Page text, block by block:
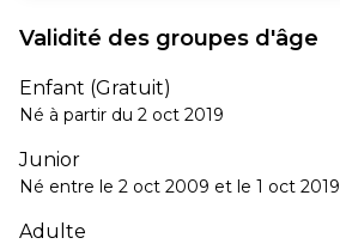
Validité des groupes d'âge
Enfant (Gratuit)
Né à partir du 2 oct 2019
Junior
Né entre le 2 oct 2009 et le 1 oct 2019
Adulte